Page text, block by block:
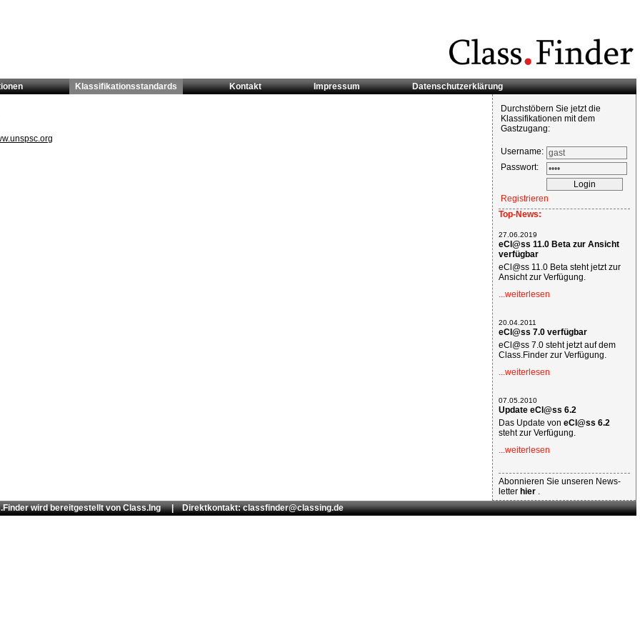
Klassifikationsstandards Kontakt Impressum Datenschutzerklärung
Durchstöbern Sie jetzt die
Klassifikationen mit dem
Gastzugang:
Username:
Passwort:
Registrieren
Top-News:
27.06.2019
eCl@ss 11.0 Beta zur Ansicht
verfügbar
eCl@ss 11.0 Beta steht jetzt zur
Ansicht zur Verfügung.
...weiterlesen
20.04.2011
eCl@ss 7.0 verfügbar
eCl@ss 7.0 steht jetzt auf dem
Class.Finder zur Verfügung.
...weiterlesen
07.05.2010
Update eCl@ss 6.2
Das Update von eCl@ss 6.2
steht zur Verfügung.
...weiterlesen
Abonnieren Sie unseren News-
letter hier .
wird bereitgestellt vonClass.Ing| Direktkontakt: classfinder@classing.de